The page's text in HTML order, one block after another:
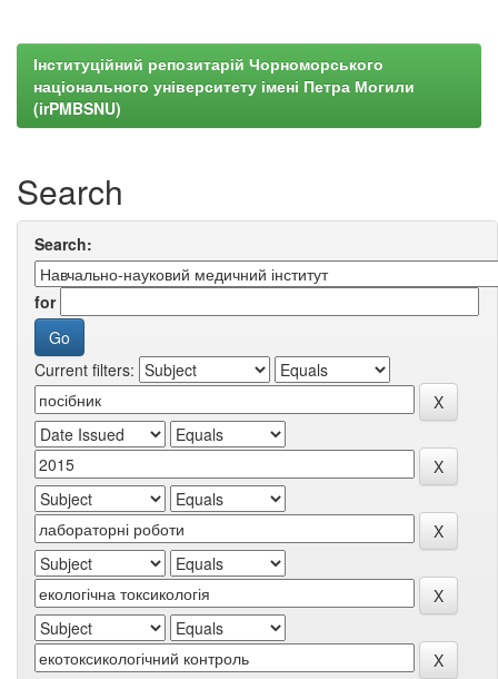
Інституційний репозитарій Чорноморського
національного університету імені Петра Могили
(irPMBSNU)
Search
Search:
for
Current filters: